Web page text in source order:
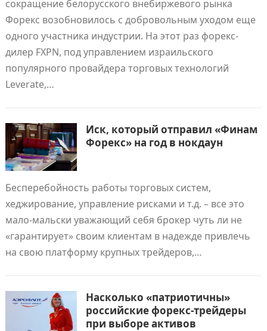
сокращение белорусского внебиржевого рынка
Форекс возобновилось с добровольным уходом еще
одного участника индустрии. На этот раз форекс-
дилер FXPN, под управлением израильского
популярного провайдера торговых технологий
Leverate,…
Иск, который отправил «Финам
Форекс» на год в нокдаун
Бесперебойность работы торговых систем,
хеджирование, управление рисками и т.д. – все это
мало-мальски уважающий себя брокер чуть ли не
«гарантирует» своим клиентам в надежде привлечь
на свою платформу крупных трейдеров,…
Насколько «патриотичны»
российские форекс-трейдеры
при выборе активов